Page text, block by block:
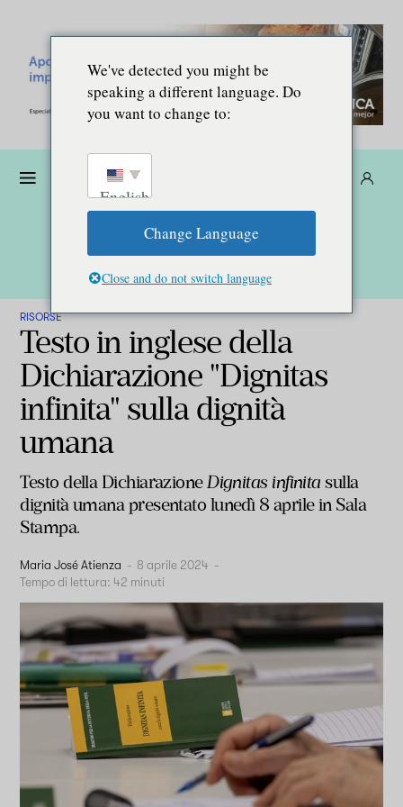
RISORSE
Testo in inglese della
Dichiarazione "Dignitas
infinita" sulla dignità
umana
Testo della DichiarazioneDignitas infinita sulla
dignità umana presentato lunedì 8 aprile in Sala
Stampa.
Maria José Atienza - 8 aprile 2024 -
Tempo di lettura: 42 minuti
We've detected you might be
speaking a different language. Do
you want to change to:
English
Change Language
Close and do not switch language